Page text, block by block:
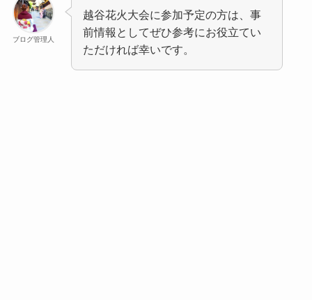
ブログ管理人
越谷花火大会に参加予定の方は、事
前情報としてぜひ参考にお役立てい
ただければ幸いです。